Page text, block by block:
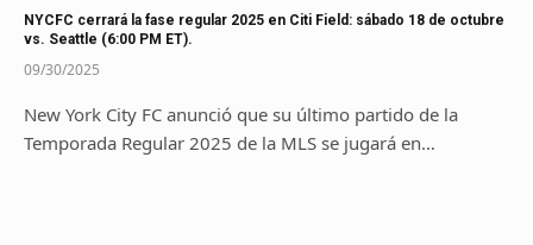
NYCFC cerrará la fase regular 2025 en Citi Field: sábado 18 de octubre
vs. Seattle (6:00 PM ET).
09/30/2025
New York City FC anunció que su último partido de la
Temporada Regular 2025 de la MLS se jugará en…